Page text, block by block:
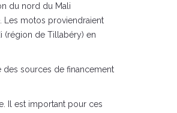
du nord du Mali
Les motos proviendraient
(région de Tillabéry) en
des sources de financement
Il est important pour ces